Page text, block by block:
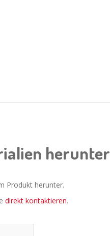
herunter
Produkt herunter.
direkt kontaktieren.